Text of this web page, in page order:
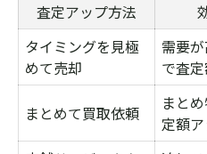
査定アップ方法
タイミングを見極
めて売却
需要
で査
まとめて買取依頼
まと
定額